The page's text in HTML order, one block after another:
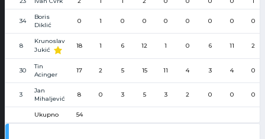
34
Boris
Diklić
0 1 0 0 0 0 0 0 0
8
Krunoslav
Jukić
18 1 6 12 1 0 6 11 2
30
Tin
Acinger
17 2 5 15 11 4 3 4 0
3
Jan
Mihaljević
8 0 3 5 3 2 0 0 0
Ukupno 54